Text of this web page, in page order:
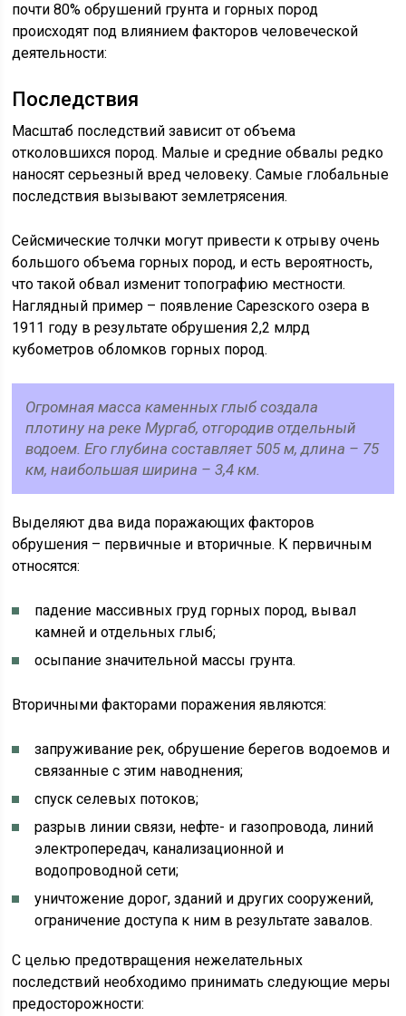
почти 80% обрушений грунта и горных пород
происходят под влиянием факторов человеческой
деятельности:
Последствия
Масштаб последствий зависит от объема
отколовшихся пород. Малые и средние обвалы редко
наносят серьезный вред человеку. Самые глобальные
последствия вызывают землетрясения.
Сейсмические толчки могут привести к отрыву очень
большого объема горных пород, и есть вероятность,
что такой обвал изменит топографию местности.
Наглядный пример – появление Сарезского озера в
1911 году в результате обрушения 2,2 млрд
кубометров обломков горных пород.
Огромная масса каменных глыб создала
плотину на реке Мургаб, отгородив отдельный
водоем. Его глубина составляет 505 м, длина – 75
км, наибольшая ширина – 3,4 км.
Выделяют два вида поражающих факторов
обрушения – первичные и вторичные. К первичным
относятся:
падение массивных груд горных пород, вывал
камней и отдельных глыб;
осыпание значительной массы грунта.
Вторичными факторами поражения являются:
запруживание рек, обрушение берегов водоемов и
связанные с этим наводнения;
спуск селевых потоков;
разрыв линии связи, нефте- и газопровода, линий
электропередач, канализационной и
водопроводной сети;
уничтожение дорог, зданий и других сооружений,
ограничение доступа к ним в результате завалов.
С целью предотвращения нежелательных
последствий необходимо принимать следующие меры
предосторожности: